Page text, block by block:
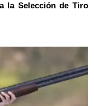
la Selección de Tiro